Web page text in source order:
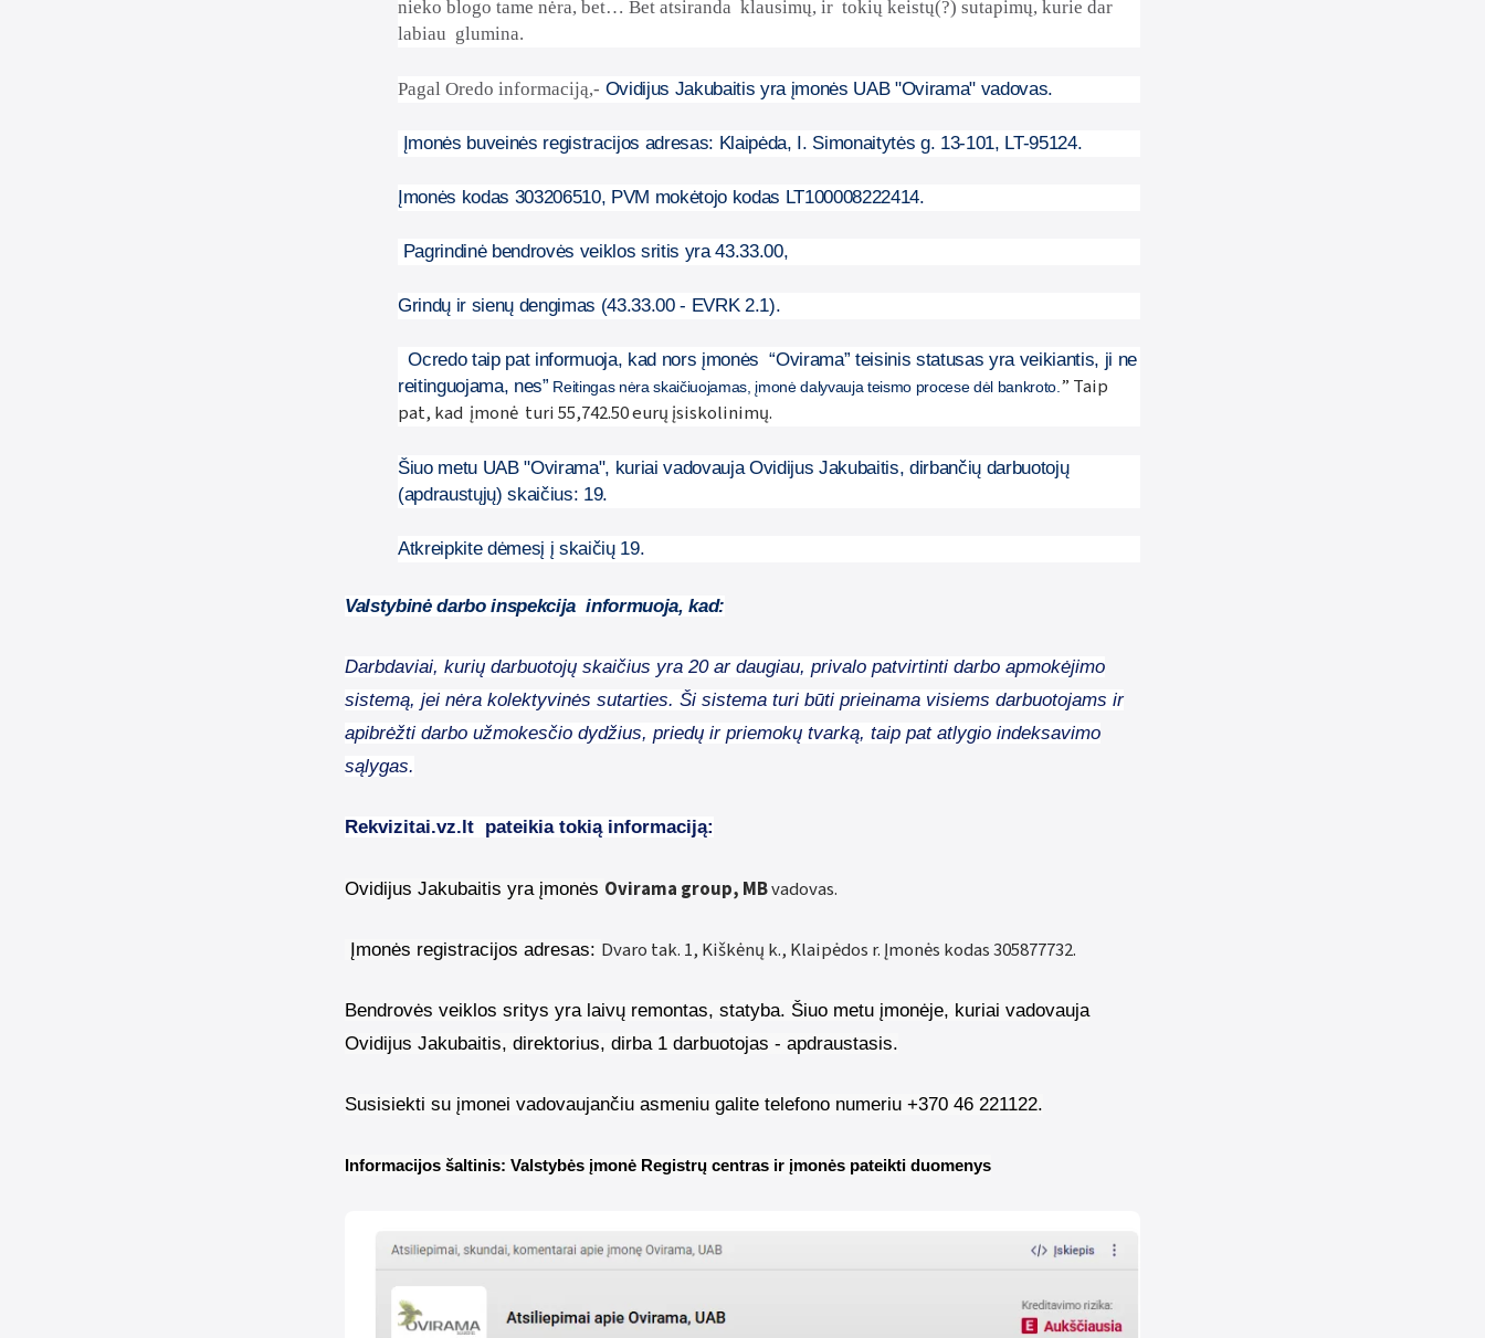
nieko blogo tame nėra, bet… Bet atsiranda klausimų, ir tokių keistų(?) sutapimų, kurie dar
labiau glumina.
Pagal Oredo informaciją,- Ovidijus Jakubaitis yra įmonės UAB "Ovirama" vadovas.
Įmonės buveinės registracijos adresas: Klaipėda, I. Simonaitytės g. 13-101, LT-95124.
Įmonės kodas 303206510, PVM mokėtojo kodas LT100008222414.
Pagrindinė bendrovės veiklos sritis yra 43.33.00,
Grindų ir sienų dengimas (43.33.00 - EVRK 2.1).
Ocredo taip pat informuoja, kad nors įmonės “Ovirama” teisinis statusas yra veikiantis, ji ne
reitinguojama, nes” Reitingas nėra skaičiuojamas, įmonė dalyvauja teismo procese dėl bankroto.” Taip
pat, kad įmonė turi 55,742.50 eurų įsiskolinimų.
Šiuo metu UAB "Ovirama", kuriai vadovauja Ovidijus Jakubaitis, dirbančių darbuotojų
(apdraustųjų) skaičius: 19.
Atkreipkite dėmesį į skaičių 19.
Valstybinė darbo inspekcija informuoja, kad:
Darbdaviai, kurių darbuotojų skaičius yra 20 ar daugiau, privalo patvirtinti darbo apmokėjimo
sistemą, jei nėra kolektyvinės sutarties. Ši sistema turi būti prieinama visiems darbuotojams ir
apibrėžti darbo užmokesčio dydžius, priedų ir priemokų tvarką, taip pat atlygio indeksavimo
sąlygas.
Rekvizitai.vz.lt pateikia tokią informaciją:
Ovidijus Jakubaitis yra įmonės Ovirama group, MBvadovas.
Įmonės registracijos adresas: Dvaro tak. 1, Kiškėnų k., Klaipėdos r. Įmonės kodas 305877732.
Bendrovės veiklos sritys yra laivų remontas, statyba. Šiuo metu įmonėje, kuriai vadovauja
Ovidijus Jakubaitis, direktorius, dirba 1 darbuotojas - apdraustasis.
Susisiekti su įmonei vadovaujančiu asmeniu galite telefono numeriu +370 46 221122.
Informacijos šaltinis: Valstybės įmonė Registrų centras ir įmonės pateikti duomenys